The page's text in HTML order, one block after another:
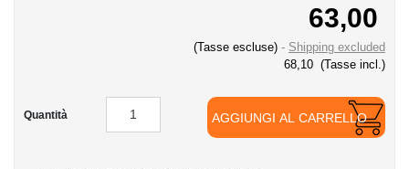
63,00
(Tasse escluse)
Shipping excluded
68,10 (Tasse incl.)
Quantità AGGIUNGI AL CARRELLO